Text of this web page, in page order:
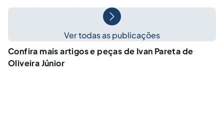
Ver todas as publicações
Confira mais artigos e peças de Ivan Pareta de
Oliveira Júnior